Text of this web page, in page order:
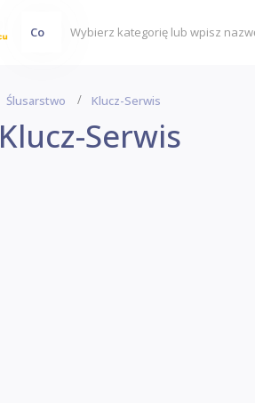
Co
Ślusarstwo Klucz-Serwis
Klucz-Serwis